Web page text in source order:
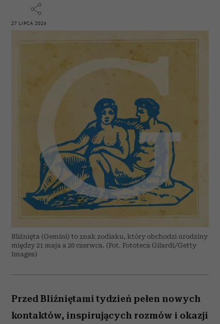
27 LIPCA 2026
Bliźnięta (Gemini) to znak zodiaku, który obchodzi urodziny
między 21 maja a 20 czerwca. (Fot. Fototeca Gilardi/Getty
Images)
Przed Bliźniętami tydzień pełen nowych
kontaktów, inspirujących rozmów i okazji